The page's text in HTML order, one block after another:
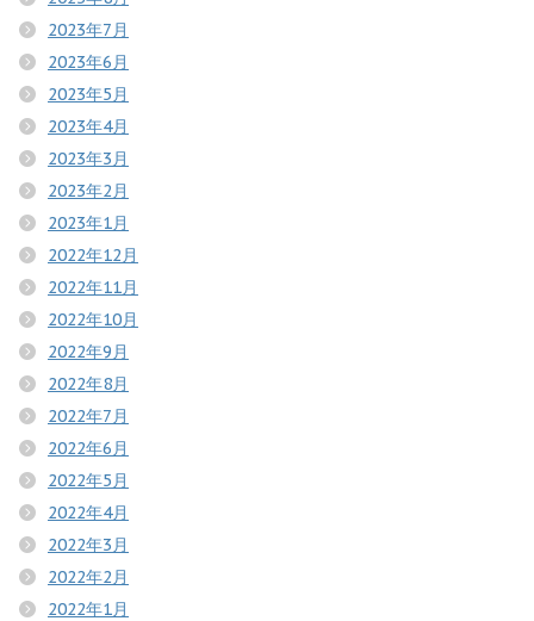
2023年7月
2023年6月
2023年5月
2023年4月
2023年3月
2023年2月
2023年1月
2022年12月
2022年11月
2022年10月
2022年9月
2022年8月
2022年7月
2022年6月
2022年5月
2022年4月
2022年3月
2022年2月
2022年1月